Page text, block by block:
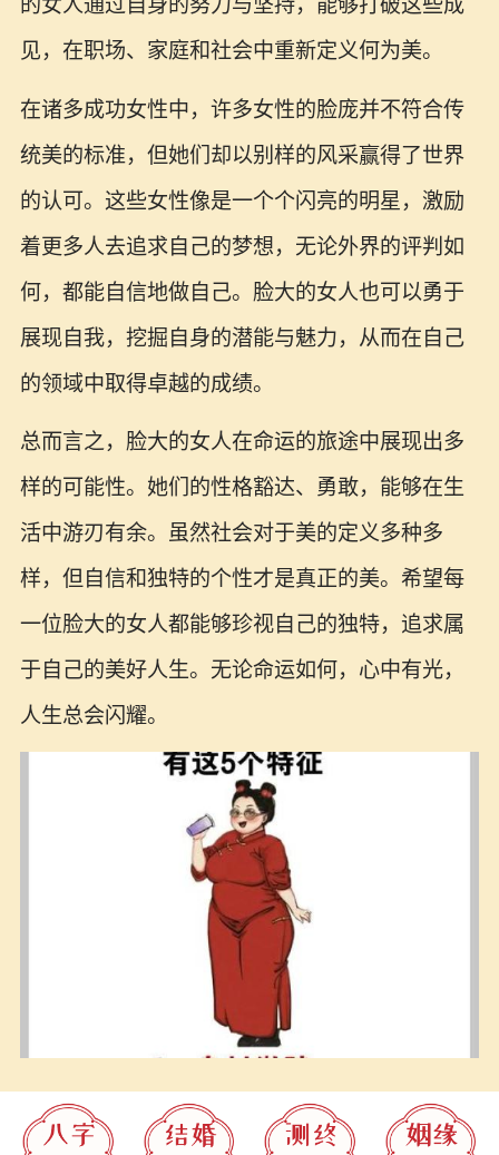
见，在职场、家庭和社会中重新定义何为美。
在诸多成功女性中，许多女性的脸庞并不符合传
统美的标准，但她们却以别样的风采赢得了世界
的认可。这些女性像是一个个闪亮的明星，激励
着更多人去追求自己的梦想，无论外界的评判如
何，都能自信地做自己。脸大的女人也可以勇于
展现自我，挖掘自身的潜能与魅力，从而在自己
的领域中取得卓越的成绩。
总而言之，脸大的女人在命运的旅途中展现出多
样的可能性。她们的性格豁达、勇敢，能够在生
活中游刃有余。虽然社会对于美的定义多种多
样，但自信和独特的个性才是真正的美。希望每
一位脸大的女人都能够珍视自己的独特，追求属
于自己的美好人生。无论命运如何，心中有光，
人生总会闪耀。